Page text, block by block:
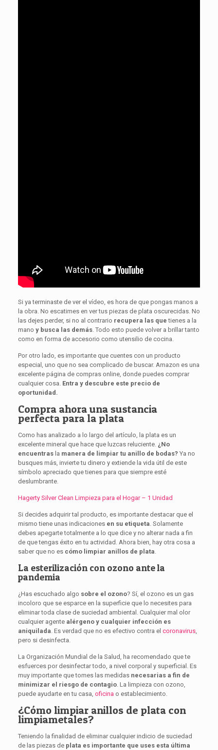
Si ya terminaste de ver el vídeo, es hora de que pongas manos a
la obra. No escatimes en ver tus piezas de plata oscurecidas. No
las dejes perder, si no al contrario recupera las quetienes a la
mano y busca las demás. Todo esto puede volver a brillar tanto
como en forma de accesorio como utensilio de cocina.
Por otro lado, es importante que cuentes con un producto
especial, uno que no sea complicado de buscar. Amazon es una
excelente página de compras online, donde puedes comprar
cualquier cosa. Entra y descubre este precio de
oportunidad.
Compra ahora una sustancia
perfecta para la plata
Como has analizado a lo largo del artículo, la plata es un
excelente mineral que hace que luzcas reluciente. ¿No
encuentras la manera de limpiar tu anillo de bodas? Ya no
busques más, invierte tu dinero y extiende la vida útil de este
símbolo apreciado que tienes para que siempre esté
deslumbrante.
Hagerty Silver Clean Limpieza para el Hogar – 1 Unidad
Si decides adquirir tal producto, es importante destacar que el
mismo tiene unas indicaciones en su etiqueta . Solamente
debes apegarte totalmente a lo que dice y no alterar nada a fin
de que tengas éxito en tu actividad. Ahora bien, hay otra cosa a
saber que no es cómo limpiar anillos de plata
La esterilización con ozono ante la
pandemia
¿Has escuchado algo sobre el ozono? Sí, el ozono es un gas
incoloro que se esparce en la superficie que lo necesites para
eliminar toda clase de suciedad ambiental. Cualquier mal olor
cualquier agente alérgeno y cualquier infección es
aniquilada . Es verdad que no es efectivo contra el coronavirus,
pero si desinfecta.
La Organización Mundial de la Salud, ha recomendado que te
esfuerces por desinfectar todo, a nivel corporal y superficial. Es
muy importante que tomes las medidas necesarias a fin de
minimizar el riesgo de contagio. La limpieza con ozono,
puede ayudarte en tu casa, oficina o establecimiento.
¿Cómo limpiar anillos de plata con
limpiametales?
Teniendo la finalidad de eliminar cualquier indicio de suciedad
de las piezas de plata es importante que uses esta última